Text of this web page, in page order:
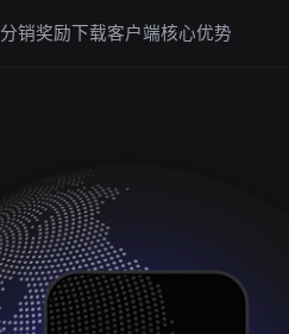
分销奖励下载客户端核心优势